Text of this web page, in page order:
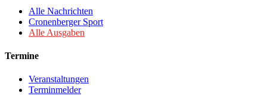
Alle Nachrichten
Cronenberger Sport
Alle Ausgaben
Termine
Veranstaltungen
Terminmelder